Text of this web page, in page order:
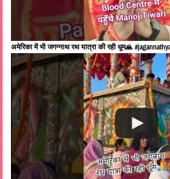
अमेरिका में भी जगन्नाथ रथ यात्रा की रही धूम🙏